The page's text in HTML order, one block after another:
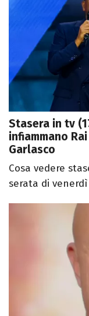
Stasera in tv
infiammano
Garlasco
Cosa vedere
serata di